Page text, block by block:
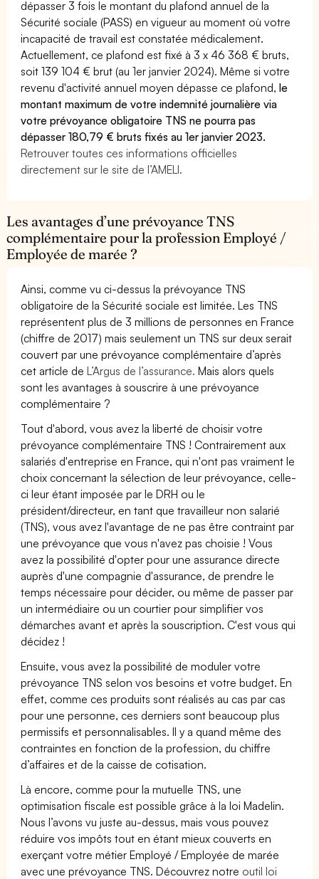
dépasser 3 fois le montant du plafond annuel de la
Sécurité sociale (PASS) en vigueur au moment où votre
incapacité de travail est constatée médicalement.
Actuellement, ce plafond est fixé à 3 x 46 368 € bruts,
soit 139 104 € brut (au 1er janvier 2024). Même si votre
revenu d'activité annuel moyen dépasse ce plafond,le
montant maximum de votre indemnité journalière via
votre prévoyance obligatoire TNS ne pourra pas
dépasser 180,79 € bruts fixés au 1er janvier 2023.
Retrouver toutes ces informations officielles
directement sur le site de l’AMELI.
Les avantages d’une prévoyance TNS
complémentaire pour la profession Employé /
Employée de marée ?
Ainsi, comme vu ci-dessus la prévoyance TNS
obligatoire de la Sécurité sociale est limitée. Les TNS
représentent plus de 3 millions de personnes en France
(chiffre de 2017) mais seulement un TNS sur deux serait
couvert par une prévoyance complémentaire d’après
cet article deL’Argus de l’assurance. Mais alors quels
sont les avantages à souscrire à une prévoyance
complémentaire ?
Tout d'abord, vous avez la liberté de choisir votre
prévoyance complémentaire TNS ! Contrairement aux
salariés d'entreprise en France, qui n'ont pas vraiment le
choix concernant la sélection de leur prévoyance, celle-
ci leur étant imposée par le DRH ou le
président/directeur, en tant que travailleur non salarié
(TNS), vous avez l'avantage de ne pas être contraint par
une prévoyance que vous n'avez pas choisie ! Vous
avez la possibilité d'opter pour une assurance directe
auprès d'une compagnie d'assurance, de prendre le
temps nécessaire pour décider, ou même de passer par
un intermédiaire ou un courtier pour simplifier vos
démarches avant et après la souscription. C'est vous qui
décidez !
Ensuite, vous avez la possibilité de moduler votre
prévoyance TNS selon vos besoins et votre budget. En
effet, comme ces produits sont réalisés au cas par cas
pour une personne, ces derniers sont beaucoup plus
permissifs et personnalisables. Il y a quand même des
contraintes en fonction de la profession, du chiffre
d’affaires et de la caisse de cotisation.
Là encore, comme pour la mutuelle TNS, une
optimisation fiscale est possible grâce à la loi Madelin.
Nous l’avons vu juste au-dessus, mais vous pouvez
réduire vos impôts tout en étant mieux couverts en
exerçant votre métier Employé / Employée de marée
avec une prévoyance TNS. Découvrez notre outil loi